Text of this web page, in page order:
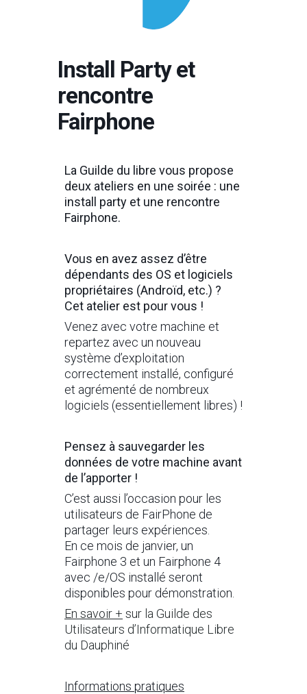
Install Party et
rencontre
Fairphone
La Guilde du libre vous propose
deux ateliers en une soirée : une
install party et une rencontre
Fairphone.
Vous en avez assez d’être
dépendants des OS et logiciels
propriétaires (Androïd, etc.) ?
Cet atelier est pour vous !
Venez avec votre machine et
repartez avec un nouveau
système d’exploitation
correctement installé, configuré
et agrémenté de nombreux
logiciels (essentiellement libres) !
Pensez à sauvegarder les
données de votre machine avant
de l’apporter !
C’est aussi l’occasion pour les
utilisateurs de FairPhone de
partager leurs expériences.
En ce mois de janvier, un
Fairphone 3 et un Fairphone 4
avec /e/OS installé seront
disponibles pour démonstration.
En savoir + sur la Guilde des
Utilisateurs d’Informatique Libre
du Dauphiné
Informations pratiques